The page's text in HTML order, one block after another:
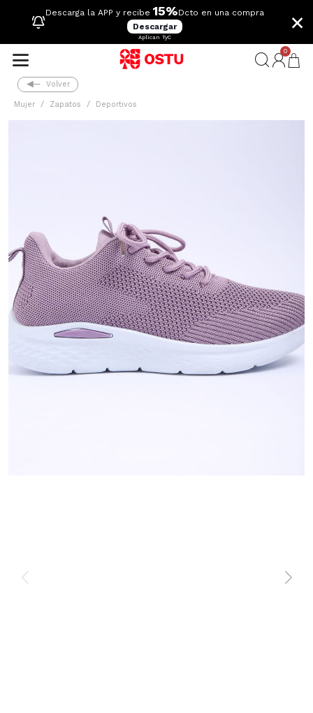
Descarga la APP y recibe 15%Dcto en una compra
Descargar
Aplican TyC
×
0
Volver
Mujer Zapatos Deportivos